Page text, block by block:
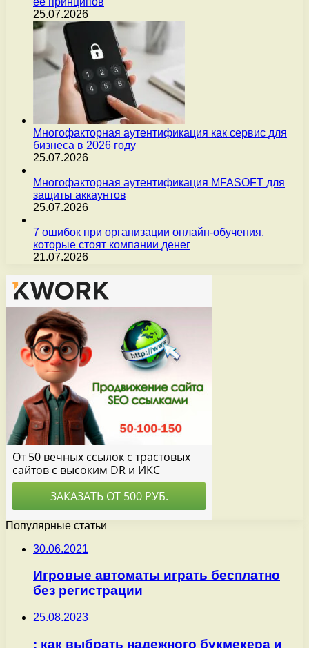
25.07.2026
Многофакторная аутентификация как сервис для
бизнеса в 2026 году
25.07.2026
Многофакторная аутентификация MFASOFT для
защиты аккаунтов
25.07.2026
7 ошибок при организации онлайн-обучения,
которые стоят компании денег
21.07.2026
Популярные статьи
30.06.2021
Игровые автоматы играть бесплатно
без регистрации
25.08.2023
: как выбрать надежного букмекера и